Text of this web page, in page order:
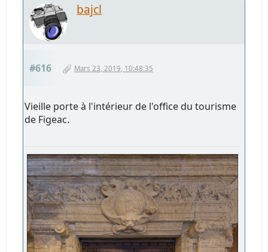
bajcl
#616 Mars 23, 2019, 10:48:35
Vieille porte à l'intérieur de l'office du tourisme
de Figeac.